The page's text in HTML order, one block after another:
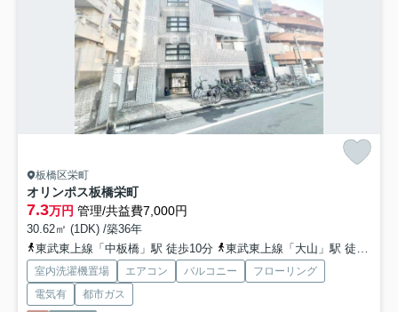
板橋区栄町
オリンポス板橋栄町
7.3万円 管理/共益費7,000円
30.62㎡ (1DK) /築36年
東武東上線「中板橋」駅 徒歩10分
東武東上線「大山」駅 徒歩13分
室内洗濯機置場 エアコン バルコニー
フローリング
電気有
都市ガス